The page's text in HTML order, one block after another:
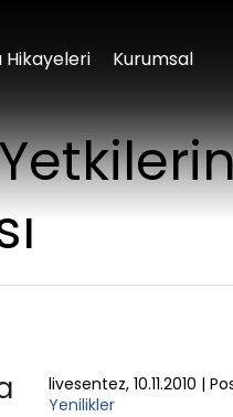
Hikayeleri Kurumsal
livesentez, 10.11.2010 |
Yenilikler